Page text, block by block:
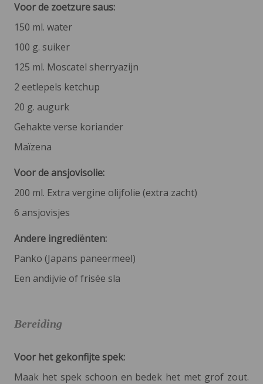
Voor de zoetzure saus:
150 ml. water
100 g. suiker
125 ml. Moscatel sherryazijn
2 eetlepels ketchup
20 g. augurk
Gehakte verse koriander
Maïzena
Voor de ansjovisolie:
200 ml. Extra vergine olijfolie (extra zacht)
6 ansjovisjes
Andere ingrediënten:
Panko (Japans paneermeel)
Een andijvie of frisée sla
Bereiding
Voor het gekonfijte spek:
Maak het spek schoon en bedek het met grof zout.